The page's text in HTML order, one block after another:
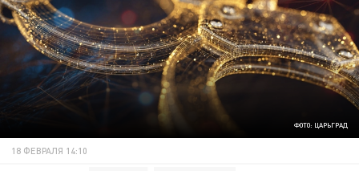
ФОТО: ЦАРЬГРАД
18 ФЕВРАЛЯ 14:10